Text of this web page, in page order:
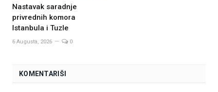
Nastavak saradnje
privrednih komora
Istanbula i Tuzle
6 Augusta, 2026 0
KOMENTARIŠI